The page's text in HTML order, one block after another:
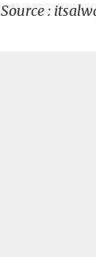
Source :